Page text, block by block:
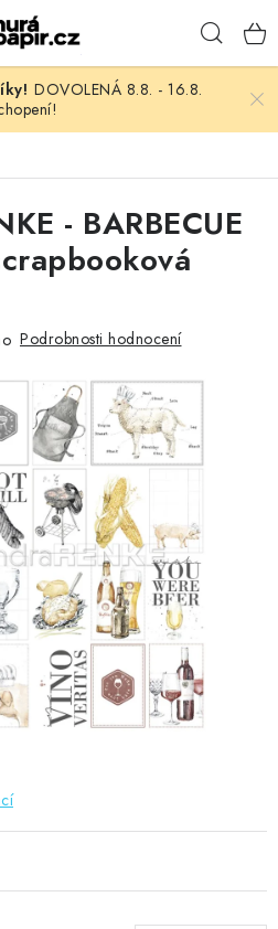
objednávka
Oblíbené ♥️
podmínky
Ověřování recenzí
DOVOLENÁ 8.8. - 16.8.
- BARBECUE
Podrobnosti hodnocení